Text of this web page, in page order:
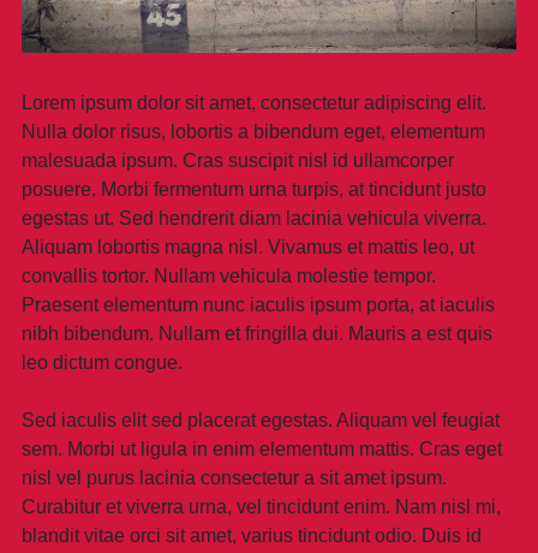
Lorem ipsum dolor sit amet, consectetur adipiscing elit.
Nulla dolor risus, lobortis a bibendum eget, elementum
malesuada ipsum. Cras suscipit nisl id ullamcorper
posuere. Morbi fermentum urna turpis, at tincidunt justo
egestas ut. Sed hendrerit diam lacinia vehicula viverra.
Aliquam lobortis magna nisl. Vivamus et mattis leo, ut
convallis tortor. Nullam vehicula molestie tempor.
Praesent elementum nunc iaculis ipsum porta, at iaculis
nibh bibendum. Nullam et fringilla dui. Mauris a est quis
leo dictum congue.
Sed iaculis elit sed placerat egestas. Aliquam vel feugiat
sem. Morbi ut ligula in enim elementum mattis. Cras eget
nisl vel purus lacinia consectetur a sit amet ipsum.
Curabitur et viverra urna, vel tincidunt enim. Nam nisl mi,
blandit vitae orci sit amet, varius tincidunt odio. Duis id